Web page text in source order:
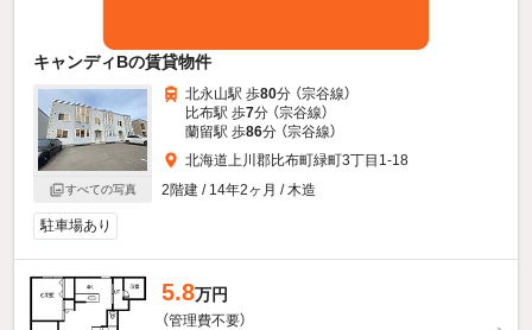
キャンディBの賃貸物件
すべての写真
北永山駅 歩80分 （宗谷線）
比布駅 歩7分 （宗谷線）
蘭留駅 歩86分 （宗谷線）
北海道上川郡比布町緑町3丁目1-18
2階建 / 14年2ヶ月 / 木造
駐車場あり
5.8万円
（管理費不要）